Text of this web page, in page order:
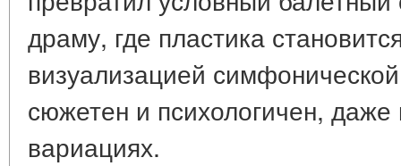
драму, где пластика
визуализацией
сюжетен и психологичен,
вариациях.